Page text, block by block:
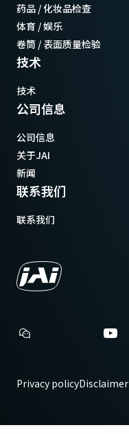
药品 / 化妆品检查
体育 / 娱乐
卷筒 / 表面质量检验
技术
技术
公司信息
公司信息
关于JAI
新闻
联系我们
联系我们
Privacy policyDisclaimer